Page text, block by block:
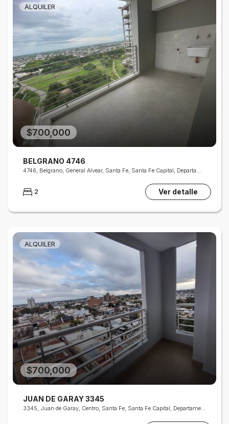
ALQUILER
$700,000
BELGRANO 4746
4746, Belgrano, General Alvear, Santa Fe, Santa Fe Capital, Departamento La Capital, Santa Fe, S3000, Argentina
2 Ver detalle
ALQUILER
$700,000
JUAN DE GARAY 3345
3345, Juan de Garay, Centro, Santa Fe, Santa Fe Capital, Departamento La Capital, Santa Fe, S3000, Argentina